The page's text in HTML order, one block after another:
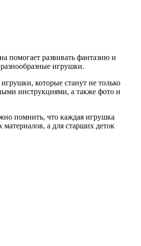
помогает развивать фантазию и
игрушки.
которые станут не только
инструкциями, а также фото и
помнить, что каждая игрушка
а для старших деток